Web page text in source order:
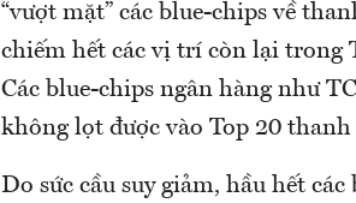
“vượt mặt” các blue-chips về
chiếm hết các vị trí còn lại trong
Các blue-chips ngân hàng như
không lọt được vào Top 20
Do sức cầu suy giảm, hầu hết